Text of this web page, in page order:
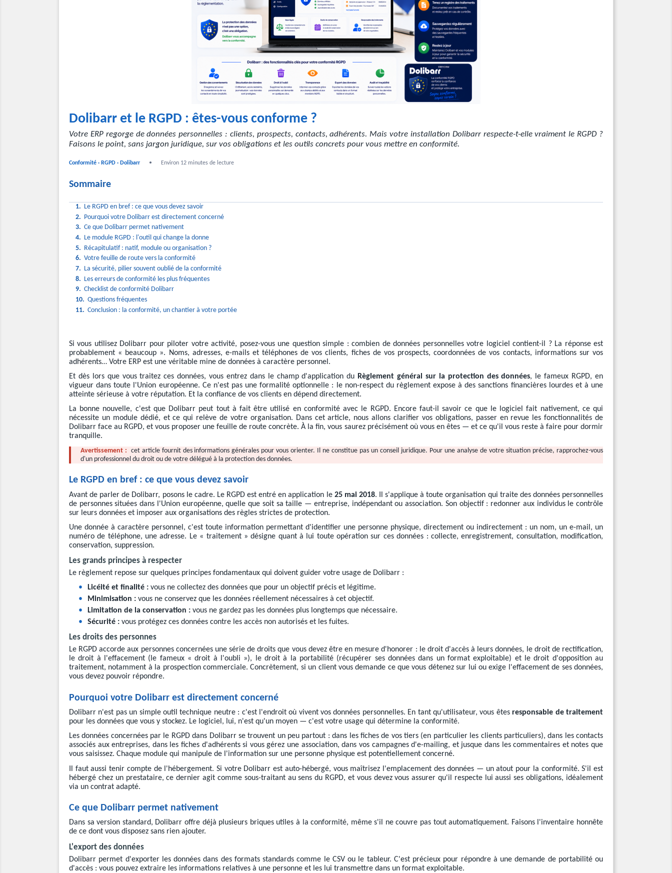
Dolibarr et le RGPD : êtes-vous conforme ?
Votre ERP regorge de données personnelles : clients, prospects, contacts, adhérents. Mais votre installation Dolibarr respecte-t-elle vraiment le RGPD ?
Faisons le point, sans jargon juridique, sur vos obligations et les outils concrets pour vous mettre en conformité.
Conformité · RGPD · Dolibarr • Environ 12 minutes de lecture
Sommaire
1. Le RGPD en bref : ce que vous devez savoir
2. Pourquoi votre Dolibarr est directement concerné
3.Ce que Dolibarr permet nativement
4. Le module RGPD : l'outil qui change la donne
5. Récapitulatif : natif, module ou organisation ?
6.Votre feuille de route vers la conformité
7. La sécurité, pilier souvent oublié de la conformité
8. Les erreurs de conformité les plus fréquentes
9.Checklist de conformité Dolibarr
10.Questions fréquentes
11.Conclusion : la conformité, un chantier à votre portée
Si vous utilisez Dolibarr pour piloter votre activité, posez-vous une question simple : combien de données personnelles votre logiciel contient-il ? La réponse est
probablement « beaucoup ». Noms, adresses, e-mails et téléphones de vos clients, fiches de vos prospects, coordonnées de vos contacts, informations sur vos
adhérents… Votre ERP est une véritable mine de données à caractère personnel.
Et dès lors que vous traitez ces données, vous entrez dans le champ d'application du Règlement général sur la protection des données, le fameux RGPD, en
vigueur dans toute l'Union européenne. Ce n'est pas une formalité optionnelle : le non-respect du règlement expose à des sanctions financières lourdes et à une
atteinte sérieuse à votre réputation. Et la confiance de vos clients en dépend directement.
La bonne nouvelle, c'est que Dolibarr peut tout à fait être utilisé en conformité avec le RGPD. Encore faut-il savoir ce que le logiciel fait nativement, ce qui
nécessite un module dédié, et ce qui relève de votre organisation. Dans cet article, nous allons clarifier vos obligations, passer en revue les fonctionnalités de
Dolibarr face au RGPD, et vous proposer une feuille de route concrète. À la fin, vous saurez précisément où vous en êtes — et ce qu'il vous reste à faire pour dormir
tranquille.
Avertissement : cet article fournit des informations générales pour vous orienter. Il ne constitue pas un conseil juridique. Pour une analyse de votre situation précise, rapprochez-vous
d'un professionnel du droit ou de votre délégué à la protection des données.
Le RGPD en bref : ce que vous devez savoir
Avant de parler de Dolibarr, posons le cadre. Le RGPD est entré en application le 25 mai 2018. Il s'applique à toute organisation qui traite des données personnelles
de personnes situées dans l'Union européenne, quelle que soit sa taille — entreprise, indépendant ou association. Son objectif : redonner aux individus le contrôle
sur leurs données et imposer aux organisations des règles strictes de protection.
Une donnée à caractère personnel, c'est toute information permettant d'identifier une personne physique, directement ou indirectement : un nom, un e-mail, un
numéro de téléphone, une adresse. Le « traitement » désigne quant à lui toute opération sur ces données : collecte, enregistrement, consultation, modification,
conservation, suppression.
Les grands principes à respecter
Le règlement repose sur quelques principes fondamentaux qui doivent guider votre usage de Dolibarr :
•
Licéité et finalité : vous ne collectez des données que pour un objectif précis et légitime.
•
Minimisation : vous ne conservez que les données réellement nécessaires à cet objectif.
•
Limitation de la conservation : vous ne gardez pas les données plus longtemps que nécessaire.
•
Sécurité : vous protégez ces données contre les accès non autorisés et les fuites.
Les droits des personnes
Le RGPD accorde aux personnes concernées une série de droits que vous devez être en mesure d'honorer : le droit d'accès à leurs données, le droit de rectification,
le droit à l'effacement (le fameux « droit à l'oubli »), le droit à la portabilité (récupérer ses données dans un format exploitable) et le droit d'opposition au
traitement, notamment à la prospection commerciale. Concrètement, si un client vous demande ce que vous détenez sur lui ou exige l'effacement de ses données,
vous devez pouvoir répondre.
Pourquoi votre Dolibarr est directement concerné
Dolibarr n'est pas un simple outil technique neutre : c'est l'endroit où vivent vos données personnelles. En tant qu'utilisateur, vous êtesresponsable de traitement
pour les données que vous y stockez. Le logiciel, lui, n'est qu'un moyen — c'est votre usage qui détermine la conformité.
Les données concernées par le RGPD dans Dolibarr se trouvent un peu partout : dans les fiches de vos tiers (en particulier les clients particuliers), dans les contacts
associés aux entreprises, dans les fiches d'adhérents si vous gérez une association, dans vos campagnes d'e-mailing, et jusque dans les commentaires et notes que
vous saisissez. Chaque module qui manipule de l'information sur une personne physique est potentiellement concerné.
Il faut aussi tenir compte de l'hébergement. Si votre Dolibarr est auto-hébergé, vous maîtrisez l'emplacement des données — un atout pour la conformité. S'il est
hébergé chez un prestataire, ce dernier agit comme sous-traitant au sens du RGPD, et vous devez vous assurer qu'il respecte lui aussi ses obligations, idéalement
via un contrat adapté.
Ce que Dolibarr permet nativement
Dans sa version standard, Dolibarr offre déjà plusieurs briques utiles à la conformité, même s'il ne couvre pas tout automatiquement. Faisons l'inventaire honnête
de ce dont vous disposez sans rien ajouter.
L'export des données
Dolibarr permet d'exporter les données dans des formats standards comme le CSV ou le tableur. C'est précieux pour répondre à une demande de portabilité ou
d'accès : vous pouvez extraire les informations relatives à une personne et les lui transmettre dans un format exploitable.